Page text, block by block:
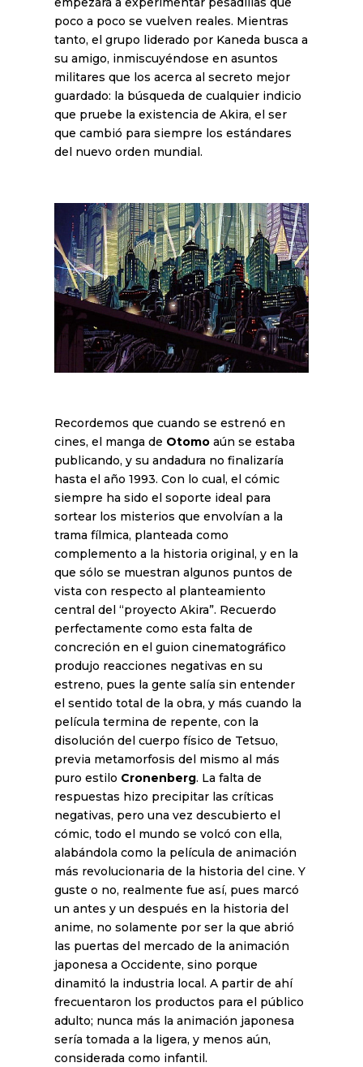
poco a poco se vuelven reales. Mientras
tanto, el grupo liderado por Kaneda busca a
su amigo, inmiscuyéndose en asuntos
militares que los acerca al secreto mejor
guardado: la búsqueda de cualquier indicio
que pruebe la existencia de Akira, el ser
que cambió para siempre los estándares
del nuevo orden mundial.
Recordemos que cuando se estrenó en
cines, el manga de Otomo aún se estaba
publicando, y su andadura no finalizaría
hasta el año 1993. Con lo cual, el cómic
siempre ha sido el soporte ideal para
sortear los misterios que envolvían a la
trama fílmica, planteada como
complemento a la historia original, y en la
que sólo se muestran algunos puntos de
vista con respecto al planteamiento
central del “proyecto Akira”. Recuerdo
perfectamente como esta falta de
concreción en el guion cinematográfico
produjo reacciones negativas en su
estreno, pues la gente salía sin entender
el sentido total de la obra, y más cuando la
película termina de repente, con la
disolución del cuerpo físico de Tetsuo,
previa metamorfosis del mismo al más
puro estilo Cronenberg. La falta de
respuestas hizo precipitar las críticas
negativas, pero una vez descubierto el
cómic, todo el mundo se volcó con ella,
alabándola como la película de animación
más revolucionaria de la historia del cine. Y
guste o no, realmente fue así, pues marcó
un antes y un después en la historia del
anime, no solamente por ser la que abrió
las puertas del mercado de la animación
japonesa a Occidente, sino porque
dinamitó la industria local. A partir de ahí
frecuentaron los productos para el público
adulto; nunca más la animación japonesa
sería tomada a la ligera, y menos aún,
considerada como infantil.